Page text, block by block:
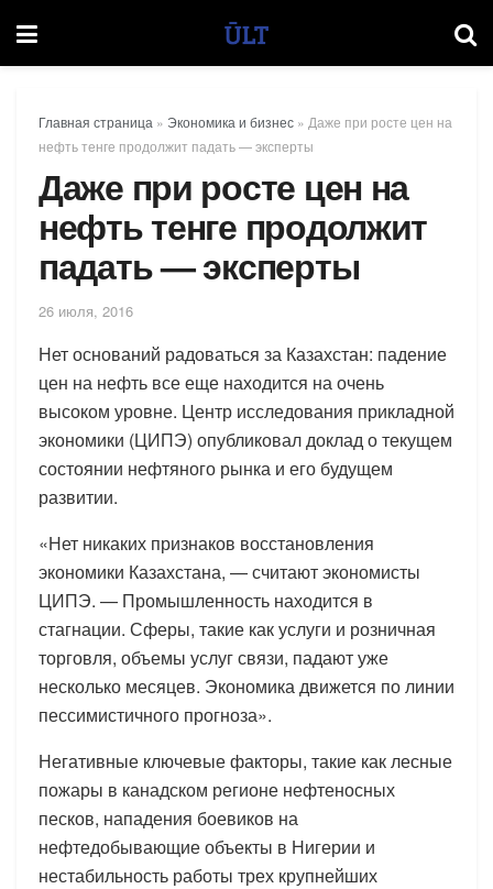
Главная страница » Экономика и бизнес » Даже при росте цен на
нефть тенге продолжит падать — эксперты
Даже при росте цен на
нефть тенге продолжит
падать — эксперты
26 июля, 2016
Нет оснований радоваться за Казахстан: падение
цен на нефть все еще находится на очень
высоком уровне. Центр исследования прикладной
экономики (ЦИПЭ) опубликовал доклад о текущем
состоянии нефтяного рынка и его будущем
развитии.
«Нет никаких признаков восстановления
экономики Казахстана, — считают экономисты
ЦИПЭ. — Промышленность находится в
стагнации. Сферы, такие как услуги и розничная
торговля, объемы услуг связи, падают уже
несколько месяцев. Экономика движется по линии
пессимистичного прогноза».
Негативные ключевые факторы, такие как лесные
пожары в канадском регионе нефтеносных
песков, нападения боевиков на
нефтедобывающие объекты в Нигерии и
нестабильность работы трех крупнейших